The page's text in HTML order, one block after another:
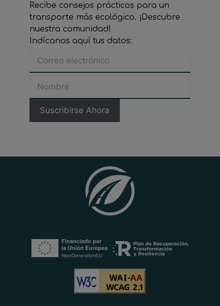
Recibe consejos prácticos para un
transporte más ecológico. ¡Descubre
nuestra comunidad!
Indícanos aquí tus datos: